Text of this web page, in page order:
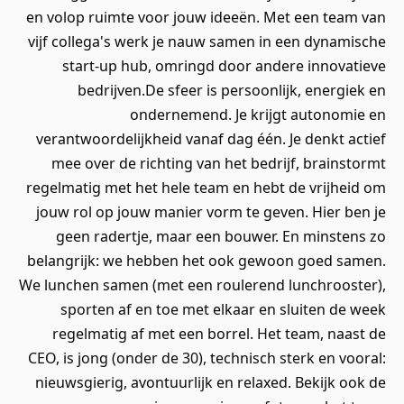
en volop ruimte voor jouw ideeën. Met een team van
vijf collega's werk je nauw samen in een dynamische
start-up hub, omringd door andere innovatieve
bedrijven.De sfeer is persoonlijk, energiek en
ondernemend. Je krijgt autonomie en
verantwoordelijkheid vanaf dag één. Je denkt actief
mee over de richting van het bedrijf, brainstormt
regelmatig met het hele team en hebt de vrijheid om
jouw rol op jouw manier vorm te geven. Hier ben je
geen radertje, maar een bouwer. En minstens zo
belangrijk: we hebben het ook gewoon goed samen.
We lunchen samen (met een roulerend lunchrooster),
sporten af en toe met elkaar en sluiten de week
regelmatig af met een borrel. Het team, naast de
CEO, is jong (onder de 30), technisch sterk en vooral:
nieuwsgierig, avontuurlijk en relaxed. Bekijk ook de